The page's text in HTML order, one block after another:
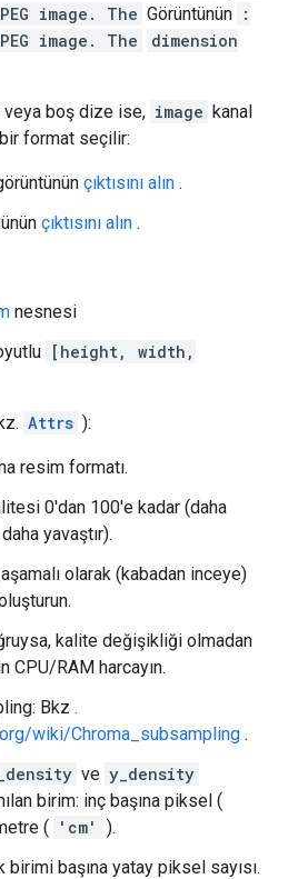
image. The Görüntünün :
image. The
dimension
boş dize ise, image kanal
bir format seçilir:
çıktısını alın .
çıktısını alın .
nesnesi
[height, width,
Attrs ):
resim formatı.
0'dan 100'e kadar (daha
yavaştır).
olarak (kabadan inceye)
kalite değişikliği olmadan
CPU/RAM harcayın.
Bkz .
wiki/Chroma_subsampling .
ve y_density
birim: inç başına piksel (
( 'cm'
).
başına yatay piksel sayısı.